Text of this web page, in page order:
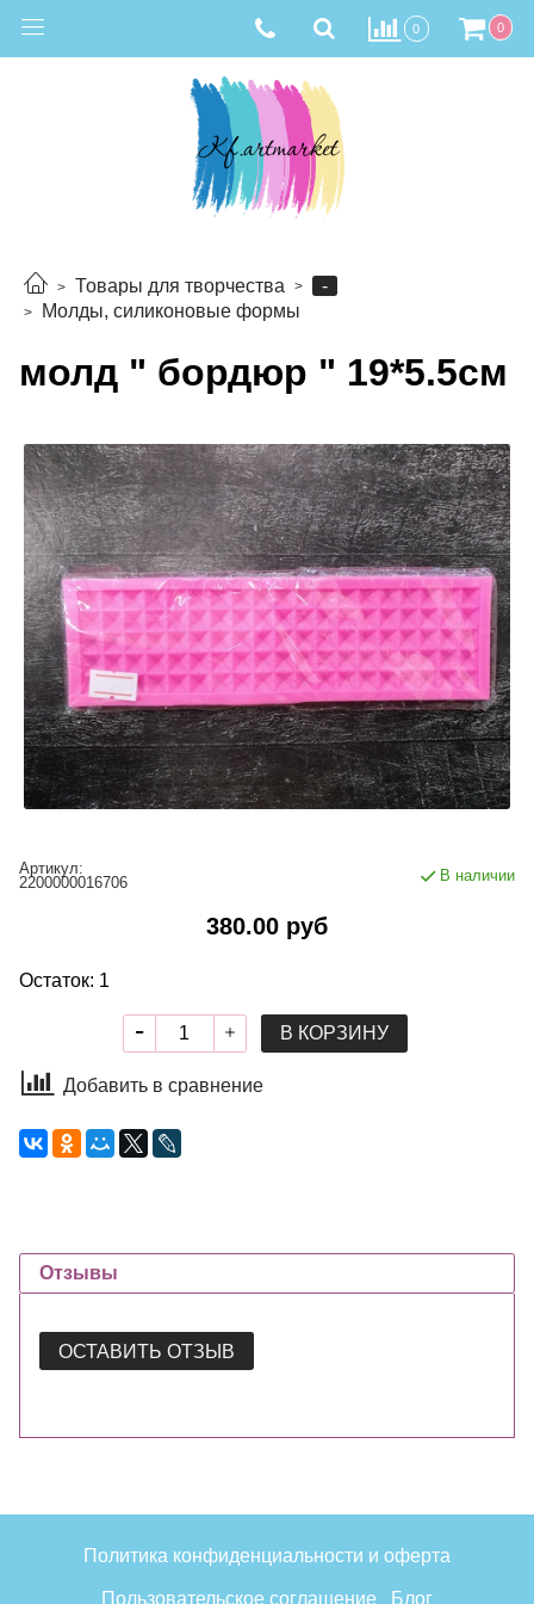
0 0
Товары для творчества
-
Молды, силиконовые формы
молд " бордюр " 19*5.5см
Артикул:
2200000016706
В наличии
380.00 руб
Остаток: 1
В КОРЗИНУ
Добавить в сравнение
Отзывы
ОСТАВИТЬ ОТЗЫВ
Политика конфиденциальности и оферта
Пользовательское соглашение Блог